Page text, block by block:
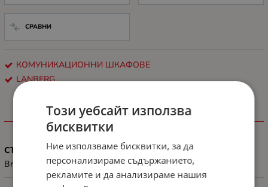
СРАВНИ
КОМУНИКАЦИОННИ ШКАФОВЕ
LANBERG
ХАРАКТЕРИСТИКИ
СЪВМЕСТИМОСТ
Brush panel 1U matching Lanberg's 19" cabinets
Този уебсайт използва
бисквитки
Ние използваме бисквитки, за да
персонализираме съдържанието,
рекламите и да анализираме нашия